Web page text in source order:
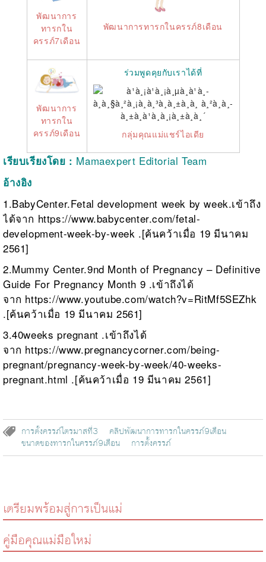
พัฒนาการ
ทารกใน
ครรภ์7เดือน
พัฒนาการทารกในครรภ์8เดือน
พัฒนาการ
ทารกใน
ครรภ์9เดือน
ร่วมพูดคุยกับเราได้ที่
กลุ่มคุณแม่แชร์ไอเดีย
เรียบเรียงโดย : Mamaexpert Editorial Team
อ้างอิง
1.BabyCenter.Fetal development week by week.เข้าถึง
ได้จาก https://www.babycenter.com/fetal-
development-week-by-week .[ค้นคว้าเมื่อ 19 มีนาคม
2561]
2.Mummy Center.9nd Month of Pregnancy – Definitive
Guide For Pregnancy Month 9 .เข้าถึงได้
จาก https://www.youtube.com/watch?v=RitMf5SEZhk
.[ค้นคว้าเมื่อ 19 มีนาคม 2561]
3.40weeks pregnant .เข้าถึงได้
จาก https://www.pregnancycorner.com/being-
pregnant/pregnancy-week-by-week/40-weeks-
pregnant.html .[ค้นคว้าเมื่อ 19 มีนาคม 2561]
การตั้งครรภ์ไตรมาสที่3
คลิปพัฒนาการทารกในครรภ์9เดือน
ขนาดของทารกในครรภ์9เดือน
การตั้งครรภ์
เตรียมพร้อมสู่การเป็นแม่
คู่มือคุณแม่มือใหม่